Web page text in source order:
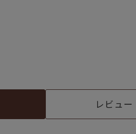
レビュー